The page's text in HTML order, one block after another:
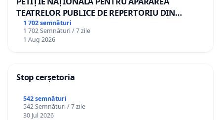
TEATRELOR PUBLICE DE REPERTORIU DIN
ROMÂNIA
1 702 semnături
1 702 Semnături / 7 zile
1 Aug 2026
Stop cerșetoria
542 semnături
542 Semnături / 7 zile
30 Jul 2026